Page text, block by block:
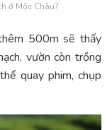
ở Mộc Châu?
500m sẽ thấy
vườn còn trồng
quay phim, chụp